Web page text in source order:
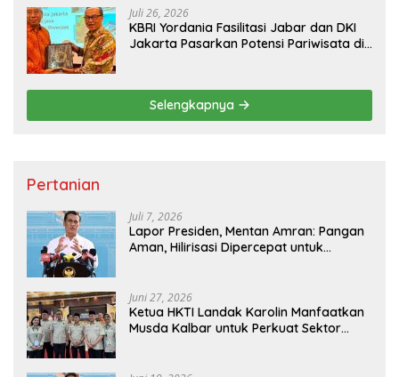
Juli 26, 2026
KBRI Yordania Fasilitasi Jabar dan DKI
Jakarta Pasarkan Potensi Pariwisata di
Selengkapnya
Pertanian
Juli 7, 2026
Lapor Presiden, Mentan Amran: Pangan
Aman, Hilirisasi Dipercepat untuk
Juni 27, 2026
Ketua HKTI Landak Karolin Manfaatkan
Musda Kalbar untuk Perkuat Sektor